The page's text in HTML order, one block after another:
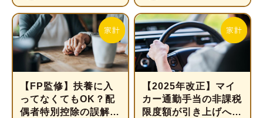
【FP監修】扶養に入
ってなくてもOK？配
偶者特別控除の誤解を
【2025年改正】マイ
カー通勤手当の非課税
限度額が引き上げへ！